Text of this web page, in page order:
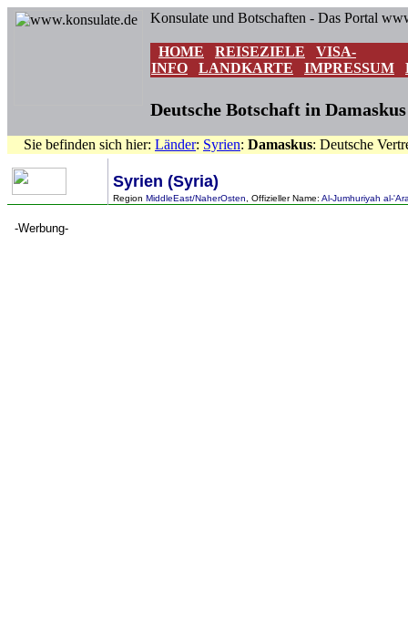
Konsulate und Botschaften - Das Portal
HOME REISEZIELE
VISA-
INFO
LANDKARTE IMPRESSUM
Deutsche Botschaft in
Sie befinden sich hier: Länder: Syrien: Damaskus: Deutsche
Syrien (Syria)
Region MiddleEast/NaherOsten , Offizieller Name: Al-Jumhuriyah al-
-Werbung-